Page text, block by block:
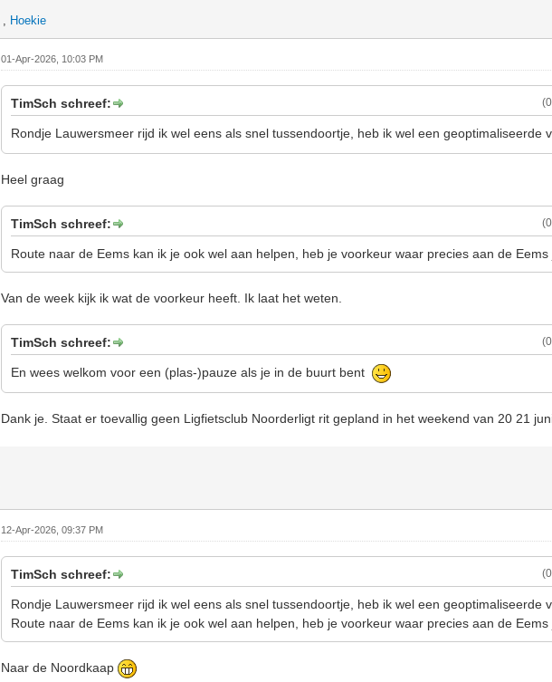
, Hoekie
01-Apr-2026, 10:03 PM
TimSch schreef:
Rondje Lauwersmeer rijd ik wel eens als snel tussendoortje, heb ik wel een
Heel graag
TimSch schreef:
Route naar de Eems kan ik je ook wel aan helpen, heb je voorkeur waar precies aan de
Van de week kijk ik wat de voorkeur heeft. Ik laat het weten.
TimSch schreef:
En wees welkom voor een (plas-)pauze als je in de buurt bent
Dank je. Staat er toevallig geen Ligfietsclub Noorderligt rit gepland in het weekend van 20 21
12-Apr-2026, 09:37 PM
TimSch schreef:
Rondje Lauwersmeer rijd ik wel eens als snel tussendoortje, heb ik wel een
Route naar de Eems kan ik je ook wel aan helpen, heb je voorkeur waar precies aan de
Naar de Noordkaap